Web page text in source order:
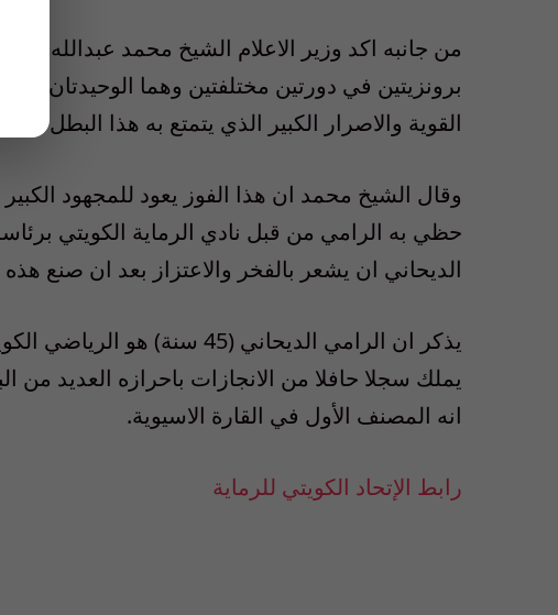
من جانبه اكد وزير الاعلام الشيخ محمد عبدالله
برونزيتين في دورتين مختلفتين وهما الوحيدتان في
القوية والاصرار الكبير الذي يتمتع به هذا البطل
وقال الشيخ محمد ان هذا الفوز يعود للمجهود
حظي به الرامي من قبل نادي الرماية الكويتي
الديحاني ان يشعر بالفخر والاعتزاز بعد ان صنع هذه
يذكر ان الرامي الديحاني (45
يملك سجلا حافلا من الانجازات باحرازه العديد من
انه المصنف الأول في القارة الاسيوية.
رابط الإتحاد الكويتي للرماية